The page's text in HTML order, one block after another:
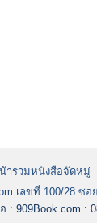
ารวมหนังสือจัดหมู่
เลขที่ 100/28 ซ
: 909Book.com :